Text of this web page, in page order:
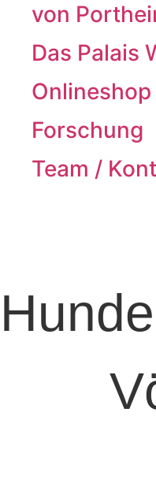
von
Das Palais
Forschung
Team /